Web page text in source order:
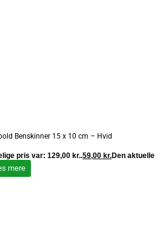
Benskinner 15 x 10 cm – Hvid
pris var: 129,00 kr..59,00 kr.Den aktuelle
mere